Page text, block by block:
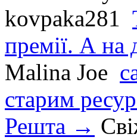
kovpaka281
премії. А на
Malina Joe
старим
Решта →